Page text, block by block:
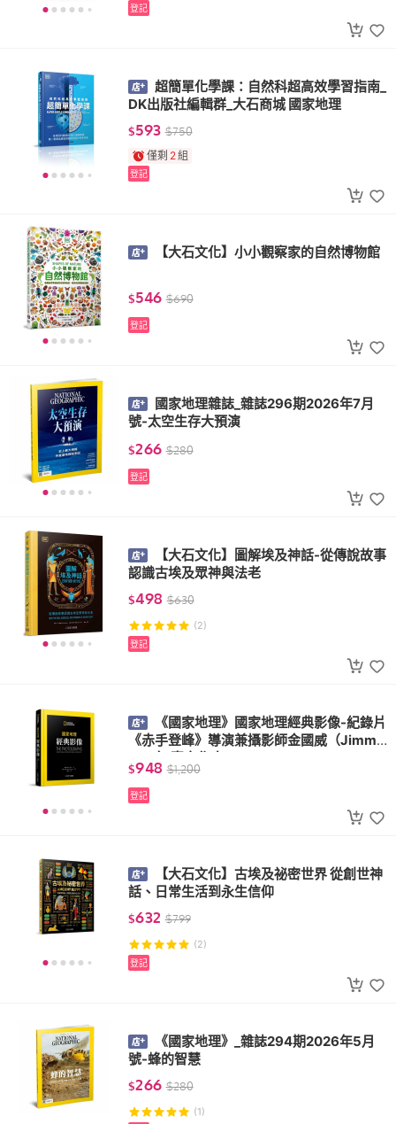
登記
超簡單化學課：自然科超高效學習指南_
DK出版社編輯群_大石商城 國家地理
$593 $750
僅剩 2組
登記
【大石文化】小小觀察家的自然博物館
$546 $690
登記
國家地理雜誌_雜誌296期2026年7月
號-太空生存大預演
$266 $280
登記
【大石文化】圖解埃及神話-從傳說故事
認識古埃及眾神與法老
$498 $630
(2)
登記
《國家地理》國家地理經典影像-紀錄片
《赤手登峰》導演兼攝影師金國威（Jimmy
Chin）專文作序
$948 $1,200
登記
【大石文化】古埃及祕密世界 從創世神
話、日常生活到永生信仰
$632 $799
(2)
登記
《國家地理》_雜誌294期2026年5月
號-蜂的智慧
$266 $280
(1)